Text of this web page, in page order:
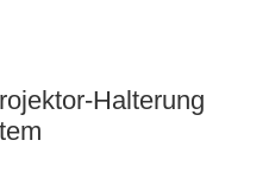
Halterung